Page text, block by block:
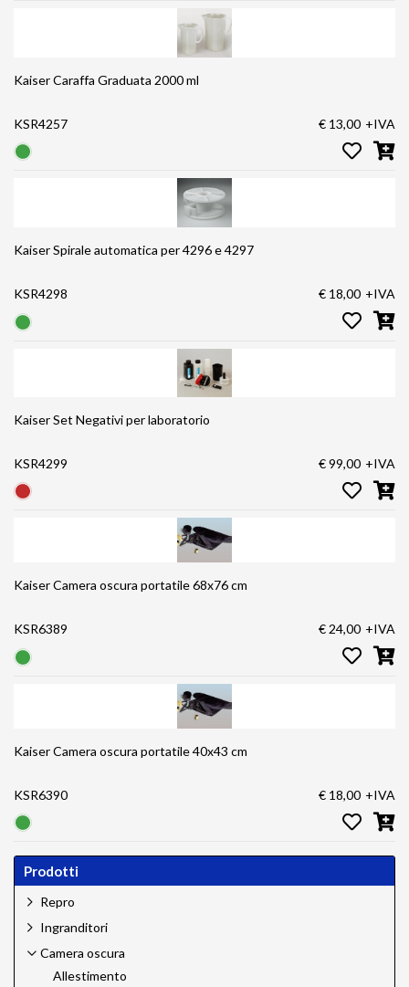
Kaiser Caraffa Graduata 2000 ml
KSR4257 € 13,00 +IVA
Kaiser Spirale automatica per 4296 e 4297
KSR4298 € 18,00 +IVA
Kaiser Set Negativi per laboratorio
KSR4299 € 99,00 +IVA
Kaiser Camera oscura portatile 68x76 cm
KSR6389 € 24,00 +IVA
Kaiser Camera oscura portatile 40x43 cm
KSR6390 € 18,00 +IVA
Prodotti
Repro
Ingranditori
Camera oscura
Allestimento